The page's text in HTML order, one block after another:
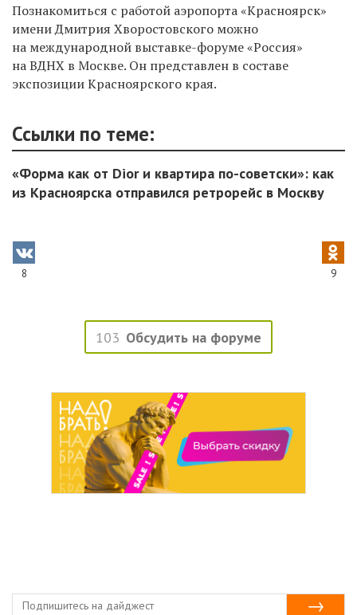
Познакомиться с работой аэропорта «Красноярск»
имени Дмитрия Хворостовского можно
на международной выставке-форуме «Россия»
на ВДНХ в Москве. Он представлен в составе
экспозиции Красноярского края.
Ссылки по теме:
«Форма как от Dior и квартира по-советски»: как
из Красноярска отправился ретрорейс в Москву
8 9
103 Обсудить на форуме